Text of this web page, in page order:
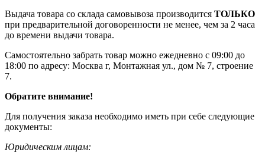
Выдача товара со склада самовывоза производится ТОЛЬКО
при предварительной договоренности не менее, чем за 2 часа
до времени выдачи товара.
Самостоятельно забрать товар можно ежедневно с 09:00 до
18:00 по адресу: Москва г, Монтажная ул., дом № 7, строение
7.
Обратите внимание!
Для получения заказа необходимо иметь при себе следующие
документы:
Юридическим лицам: